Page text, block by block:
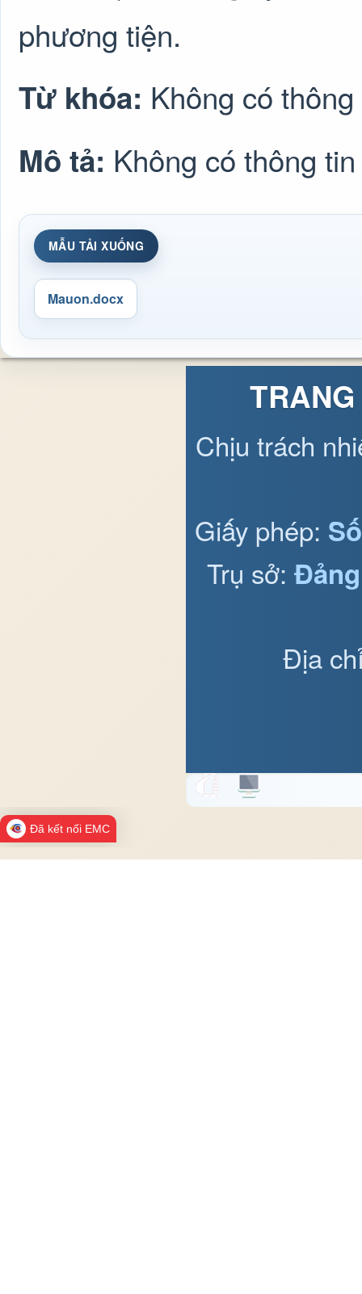
phương tiện.
Từ khóa: Không có
Mô tả: Không có thông tin
MẪU TẢI XUỐNG
Mauon.docx
Chịu trách
Giấy phép:
Trụ sở:
Địa
Đã kết nối EMC